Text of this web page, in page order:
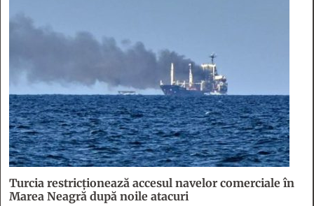
Turcia restricționează accesul navelor comerciale în
Marea Neagră după noile atacuri